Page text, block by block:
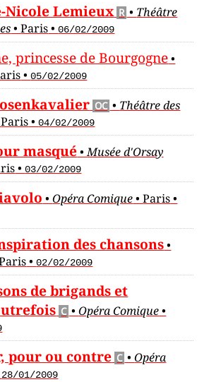
Nicole Lemieux R • Théâtre
•Paris•06/02/2009
princesse de Bourgogne•
•05/02/2009
OC • Théâtre des
Paris•04/02/2009
masqué•Musée d'Orsay
•03/02/2009
•Opéra Comique•Paris•
des chansons•
•02/02/2009
de brigands et
C •Opéra Comique•
pour ou contre C •Opéra
28/01/2009